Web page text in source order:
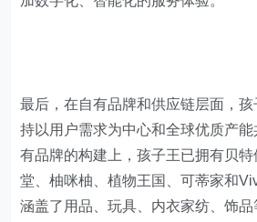
最后，在自有品牌和供应链层面，
持以用户需求为中心和全球优质产
有品牌的构建上，孩子王已拥有贝
堂、柚咪柚、植物王国、可蒂家和
涵盖了用品、玩具、内衣家纺、饰